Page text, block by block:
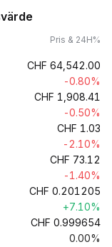
Pris & 24H%
CHF 64,542.00
-0.80%
CHF 1,908.41
-0.50%
CHF 1.03
-2.10%
CHF 73.12
-1.40%
CHF 0.201205
+7.10%
CHF 0.999654
0.00%